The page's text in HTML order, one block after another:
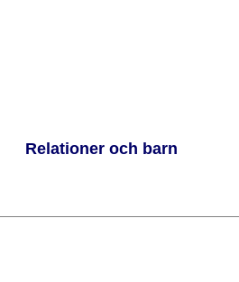
Relationer och barn